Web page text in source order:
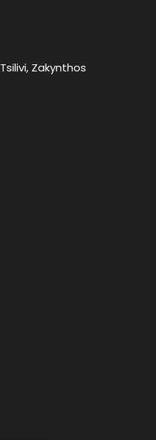
Tsilivi, Zakynthos